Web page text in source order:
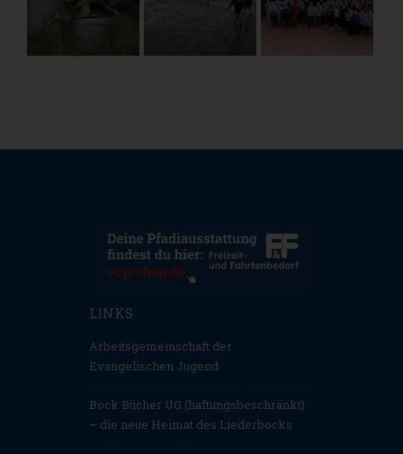
LINKS
Arbeitsgemeinschaft der
Evangelischen Jugend
Bock Bücher UG (haftungsbeschränkt)
– die neue Heimat des Liederbocks